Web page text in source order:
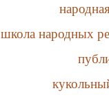
школа народных